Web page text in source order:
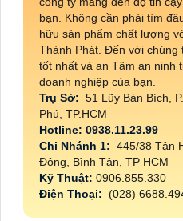
bạn. Không cần phải tìm
hữu sản phẩm chất lượng
Thành Phát. Đến với chúng
tốt nhất và an Tâm an ninh
doanh nghiệp của bạn.
Trụ Sở: 51 Lũy Bán Bích,
Phú, TP.HCM
Hotline: 0938.11.23.99
Chi Nhánh 1: 445/38 Tân
Đông, Bình Tân, TP HCM
Kỹ Thuật: 0906.855.330
Điện Thoại: (028)